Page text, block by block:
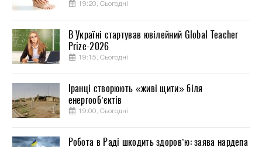
19:20, Сьогодні
В Україні стартував ювілейний Global Teacher
Prize-2026
19:15, Сьогодні
Іранці створюють «живі щити» біля
енергооб’єктів
19:00, Сьогодні
Робота в Раді шкодить здоров’ю: заява нардепа